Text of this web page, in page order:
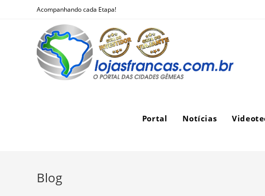
Acompanhando cada Etapa!
Portal Notícias
Blog